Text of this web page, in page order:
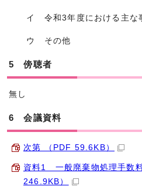
イ 令和3年度における主な事
ウ その他
5 傍聴者
無し
6 会議資料
次第 （PDF 59.6KB）
資料1 一般廃棄物処理手数
246.9KB）